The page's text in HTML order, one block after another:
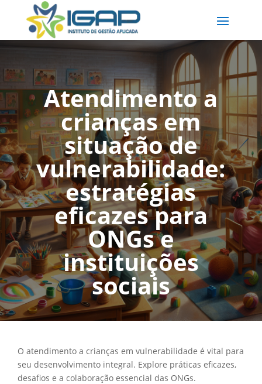
Atendimento a
crianças em
situação de
vulnerabilidade:
estratégias
eficazes para
ONGs e
instituições
sociais
O atendimento a crianças em vulnerabilidade é vital para
seu desenvolvimento integral. Explore práticas eficazes,
desafios e a colaboração essencial das ONGs.